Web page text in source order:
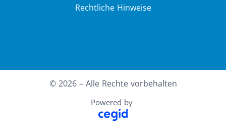
Rechtliche Hinweise
© 2026 – Alle Rechte vorbehalten
Powered by